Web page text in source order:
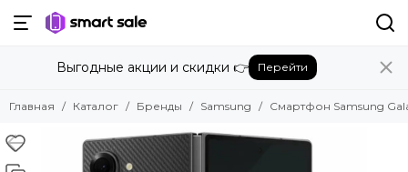
Назад
Бренды
Amazon
Apple
Выгодные акции и скидки 👉 Перейти
Главная Каталог Бренды Samsung Смартфон Samsung